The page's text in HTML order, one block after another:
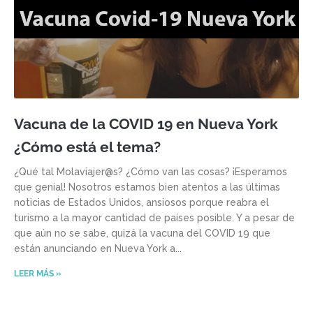
Vacuna de la COVID 19 en Nueva York
¿Cómo está el tema?
¿Qué tal Molaviajer@s? ¿Cómo van las cosas? ¡Esperamos
que genial! Nosotros estamos bien atentos a las últimas
noticias de Estados Unidos, ansiosos porque reabra el
turismo a la mayor cantidad de países posible. Y a pesar de
que aún no se sabe, quizá la vacuna del COVID 19 que
están anunciando en Nueva York a
LEER MÁS »